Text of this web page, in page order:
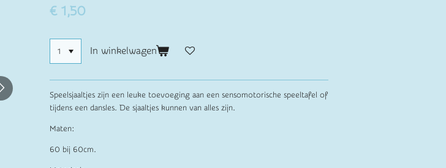
€ 1,50
In winkelwagen
Speelsjaaltjes zijn een leuke toevoeging aan een sensomotorische speeltafel of
tijdens een dansles. De sjaaltjes kunnen van alles zijn.
Maten:
60 bij 60cm.